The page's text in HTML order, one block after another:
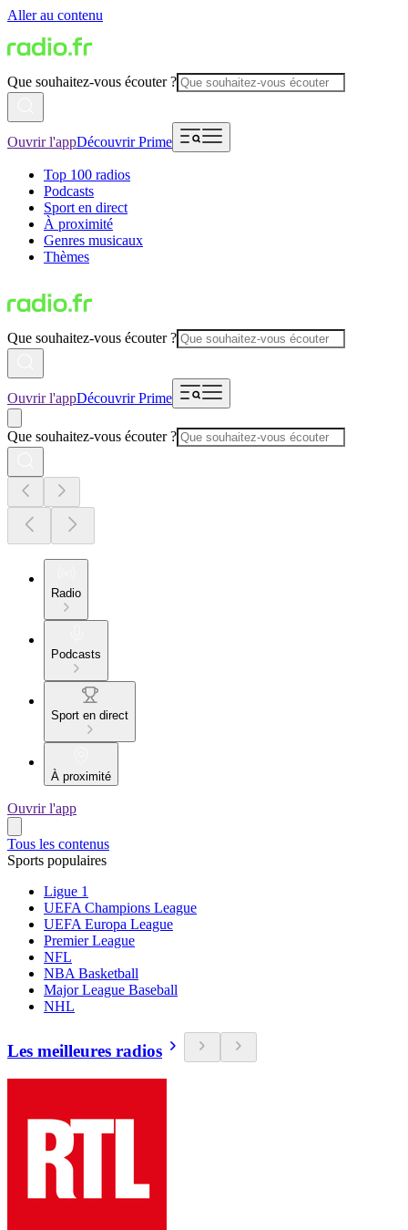
Aller au contenu
Que souhaitez-vous écouter ?
Ouvrir l'appDécouvrir Prime
Top 100 radios
Podcasts
Sport en direct
À proximité
Genres musicaux
Thèmes
Que souhaitez-vous écouter ?
Ouvrir l'appDécouvrir Prime
Que souhaitez-vous écouter ?
Radio
Podcasts
Sport en direct
À proximité
Ouvrir l'app
Tous les contenus
Sports populaires
Ligue 1
UEFA Champions League
UEFA Europa League
Premier League
NFL
NBA Basketball
Major League Baseball
NHL
Les meilleures radios